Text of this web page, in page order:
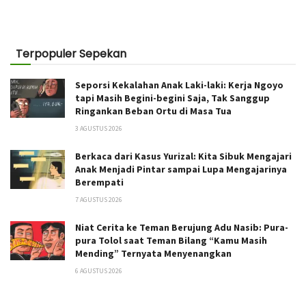
Terpopuler Sepekan
Seporsi Kekalahan Anak Laki-laki: Kerja Ngoyo
tapi Masih Begini-begini Saja, Tak Sanggup
Ringankan Beban Ortu di Masa Tua
3 AGUSTUS 2026
Berkaca dari Kasus Yurizal: Kita Sibuk Mengajari
Anak Menjadi Pintar sampai Lupa Mengajarinya
Berempati
7 AGUSTUS 2026
Niat Cerita ke Teman Berujung Adu Nasib: Pura-
pura Tolol saat Teman Bilang “Kamu Masih
Mending” Ternyata Menyenangkan
6 AGUSTUS 2026